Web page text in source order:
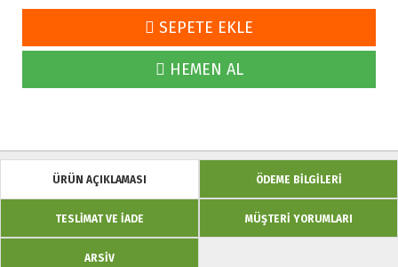
SEPETE EKLE
HEMEN AL
ÜRÜN AÇIKLAMASI ÖDEME BİLGİLERİ
TESLİMAT VE İADE MÜŞTERİ YORUMLARI
ARSİV